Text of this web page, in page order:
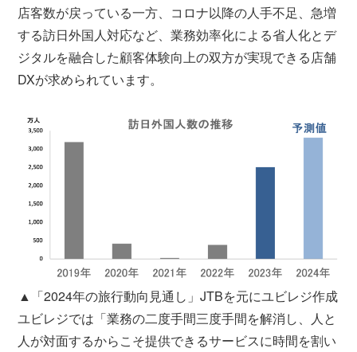
店客数が戻っている一方、コロナ以降の人手不足、急増
する訪日外国人対応など、業務効率化による省人化とデ
ジタルを融合した顧客体験向上の双方が実現できる店舗
DXが求められています。
▲「2024年の旅行動向見通し」JTBを元にユビレジ作成
ユビレジでは「業務の二度手間三度手間を解消し、人と
人が対面するからこそ提供できるサービスに時間を割い